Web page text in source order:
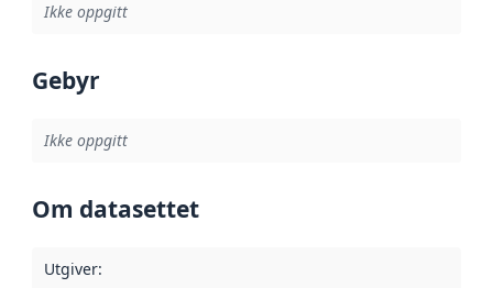
Ikke oppgitt
Gebyr
Ikke oppgitt
Om datasettet
Utgiver: